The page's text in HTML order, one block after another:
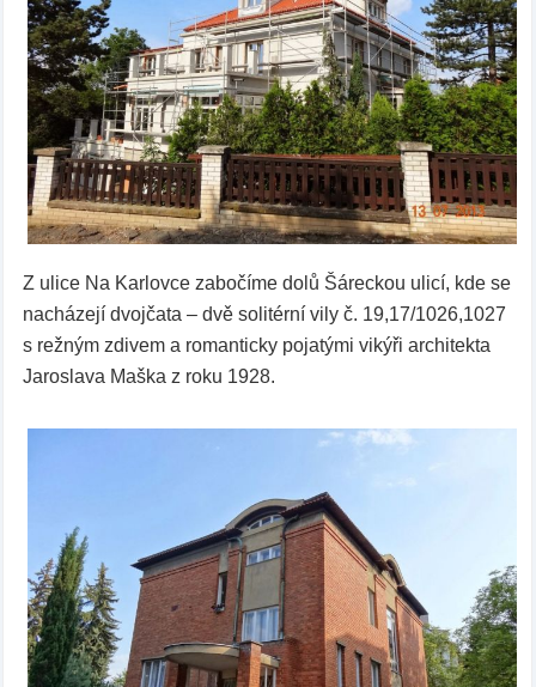
Z ulice Na Karlovce zabočíme dolů Šáreckou ulicí, kde se
nacházejí dvojčata – dvě solitérní vily č. 19,17/1026,1027
s režným zdivem a romanticky pojatými vikýři architekta
Jaroslava Maška z roku 1928.